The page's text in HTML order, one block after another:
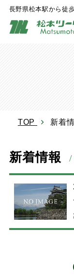
長野県松本駅から徒
TOP 新着
新着情報 /